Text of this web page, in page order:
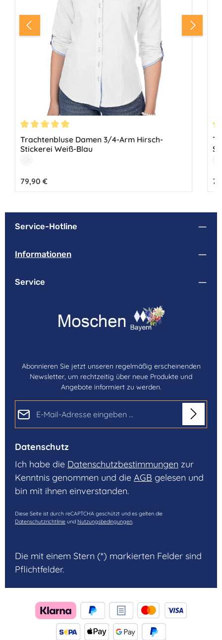
Durchschnittliche Bewertung von 5 von 5 Sternen
Trachtenbluse Damen 3/4-Arm Hirsch-
Stickerei Weiß-Blau
Farbe:
Weiß
Regulärer Preis:
79,90 €
Service-Hotline
Informationen
Service
Abonnieren Sie jetzt unseren regelmäßig erscheinenden
Newsletter, um rechtzeitig über neue Produkte und
Angebote informiert zu werden.
Datenschutz
Ich habe die Datenschutzbestimmungen zur
Kenntnis genommen und die AGB gelesen und
bin mit ihnen einverstanden.
Diese Seite ist durch reCAPTCHA geschützt und es gelten die
Datenschutzrichtlinie und Nutzungsbedingungen
Die mit einem Stern (*) markierten Felder sind
Pflichtfelder.